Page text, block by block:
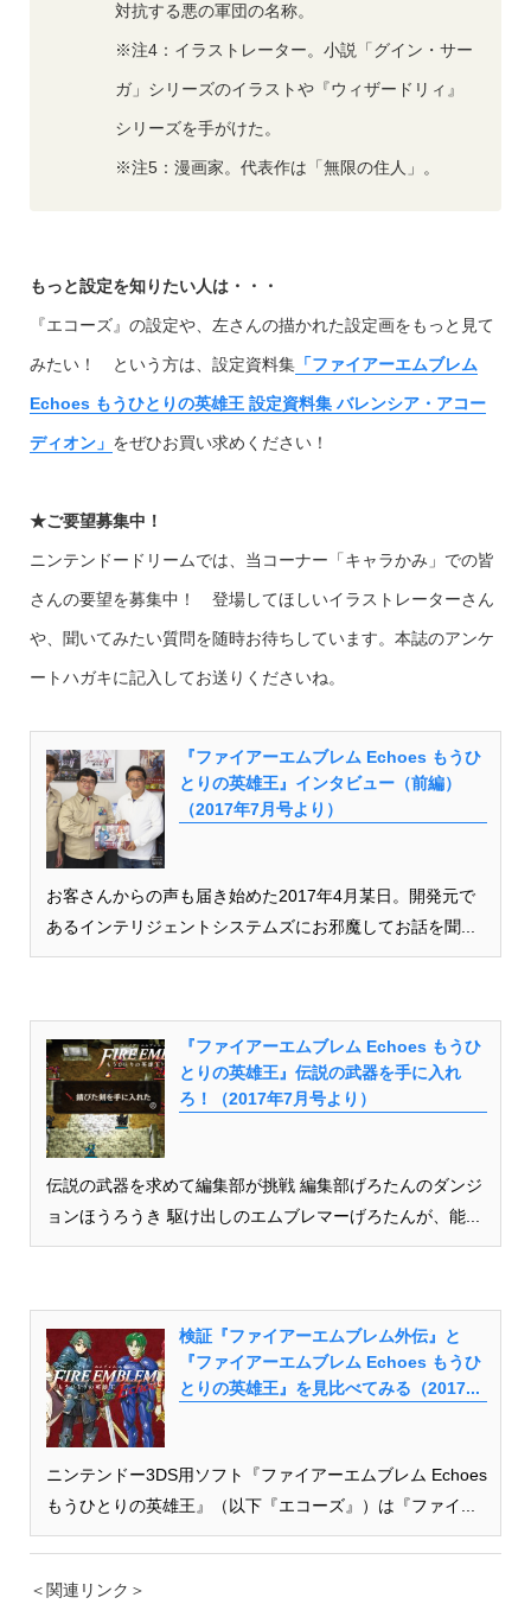
対抗する悪の軍団の名称。
※注4：イラストレーター。小説「グイン・サー
ガ」シリーズのイラストや『ウィザードリィ』
シリーズを手がけた。
※注5：漫画家。代表作は「無限の住人」。
もっと設定を知りたい人は・・・
『エコーズ』の設定や、左さんの描かれた設定画をもっと見て
みたい！ という方は、設定資料集「ファイアーエムブレム
Echoes もうひとりの英雄王 設定資料集 バレンシア・アコー
ディオン」 をぜひお買い求めください！
★ご要望募集中！
ニンテンドードリームでは、当コーナー「キャラかみ」での皆
さんの要望を募集中！ 登場してほしいイラストレーターさん
や、聞いてみたい質問を随時お待ちしています。本誌のアンケ
ートハガキに記入してお送りくださいね。
『ファイアーエムブレム Echoes もうひ
とりの英雄王』インタビュー（前編）
（2017年7月号より）
お客さんからの声も届き始めた2017年4月某日。開発元で
あるインテリジェントシステムズにお邪魔してお話を聞...
『ファイアーエムブレム Echoes もうひ
とりの英雄王』伝説の武器を手に入れ
ろ！（2017年7月号より）
伝説の武器を求めて編集部が挑戦 編集部げろたんのダンジ
ョンほうろうき 駆け出しのエムブレマーげろたんが、能...
検証『ファイアーエムブレム外伝』と
『ファイアーエムブレム Echoes もうひ
とりの英雄王』を見比べてみる（2017...
ニンテンドー3DS用ソフト『ファイアーエムブレム Echoes
もうひとりの英雄王』（以下『エコーズ』）は『ファイ...
＜関連リンク＞